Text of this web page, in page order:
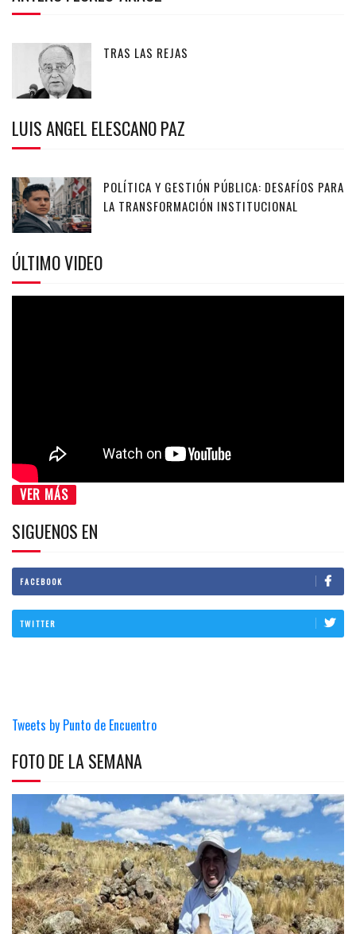
TRAS LAS REJAS
LUIS ANGEL ELESCANO PAZ
POLÍTICA Y GESTIÓN PÚBLICA: DESAFÍOS PARA
LA TRANSFORMACIÓN INSTITUCIONAL
ÚLTIMO VIDEO
VER MÁS
SIGUENOS EN
FACEBOOK
TWITTER
Tweets by Punto de Encuentro
FOTO DE LA SEMANA